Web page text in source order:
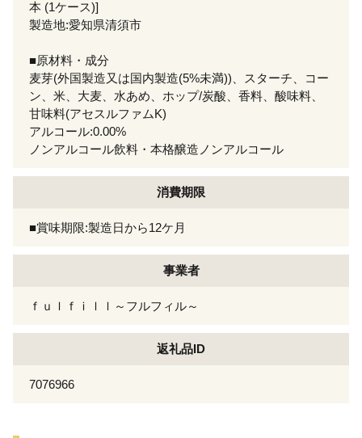
本 (1ケース)]
製造地:愛知県清須市
■原材料・成分
麦芽(外国製造又は国内製造(5%未満))、スターチ、コー
ン、米、大麦、水あめ、ホップ/炭酸、香料、酸味料、
甘味料(アセスルファムK)
アルコール:0.00%
ノンアルコール飲料・本格醸造ノンアルコール
消費期限
■賞味期限:製造日から12ケ月
事業者
ｆｕｌｆｉｌｌ～フルフィル～
返礼品ID
7076966